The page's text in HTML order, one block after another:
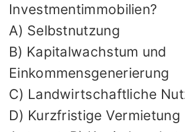
Investmentimmobilien?
A) Selbstnutzung
B) Kapitalwachstum und
Einkommensgenerierung
C) Landwirtschaftliche
D) Kurzfristige Vermietung